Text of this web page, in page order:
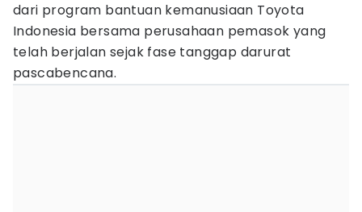
dari program bantuan kemanusiaan Toyota
Indonesia bersama perusahaan pemasok yang
telah berjalan sejak fase tanggap darurat
pascabencana.